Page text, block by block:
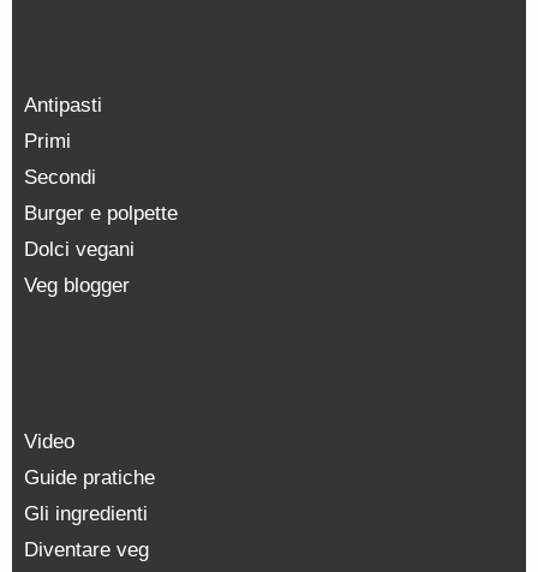
Antipasti
Primi
Secondi
Burger e polpette
Dolci vegani
Veg blogger
Video
Guide pratiche
Gli ingredienti
Diventare veg